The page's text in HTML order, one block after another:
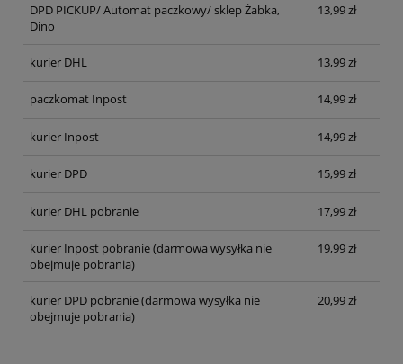
DPD PICKUP/ Automat paczkowy/ sklep Żabka,
Dino
13,99 zł
kurier DHL 13,99 zł
paczkomat Inpost 14,99 zł
kurier Inpost 14,99 zł
kurier DPD 15,99 zł
kurier DHL pobranie 17,99 zł
kurier Inpost pobranie(darmowa wysyłka nie
obejmuje pobrania)
19,99 zł
kurier DPD pobranie(darmowa wysyłka nie
obejmuje pobrania)
20,99 zł